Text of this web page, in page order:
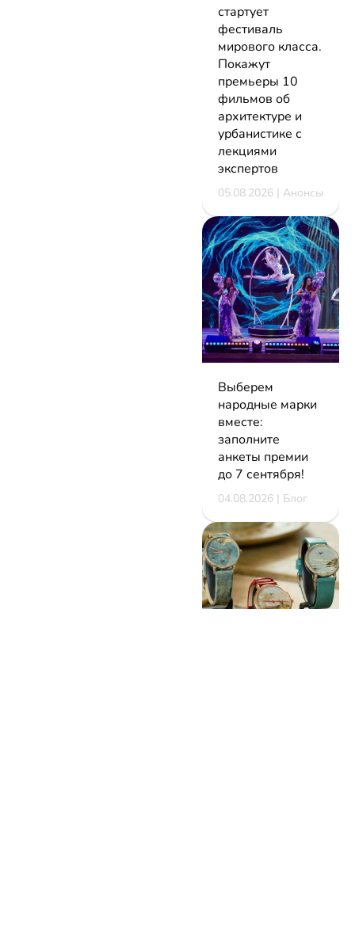
стартует
фестиваль
мирового класса.
Покажут
премьеры 10
фильмов об
архитектуре и
урбанистике с
лекциями
экспертов
05.08.2026 | Анонсы
Выберем
народные марки
вместе:
заполните
анкеты премии
до 7 сентября!
04.08.2026 | Блог